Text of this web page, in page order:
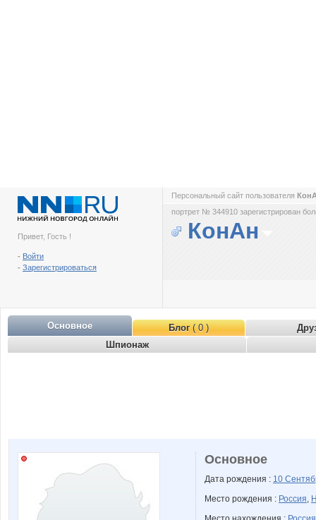
Привет, Гость !
- Войти
- Зарегистрироваться
Персональный сайт пользователя
портрет № 344910 зарегистрирован
КонАн
Основное Блог( 0 )
Шпионаж
Основное
Дата рождения : 10
Место рождения : Россия,